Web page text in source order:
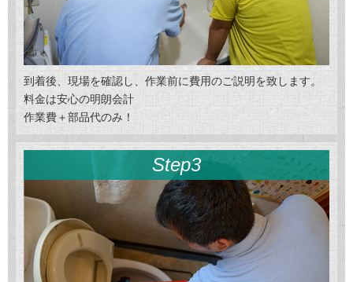
到着後、現場を確認し、作業前に費用のご説明を致します。
料金は安心の明朗会計
作業費＋部品代のみ！
Step3